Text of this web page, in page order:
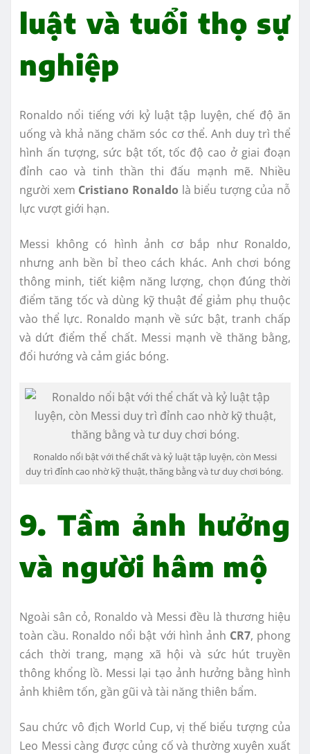
luật và tuổi thọ sự
nghiệp
Ronaldo nổi tiếng với kỷ luật tập luyện, chế độ ăn
uống và khả năng chăm sóc cơ thể. Anh duy trì thể
hình ấn tượng, sức bật tốt, tốc độ cao ở giai đoạn
đỉnh cao và tinh thần thi đấu mạnh mẽ. Nhiều
người xem Cristiano Ronaldo là biểu tượng của nỗ
lực vượt giới hạn.
Messi không có hình ảnh cơ bắp như Ronaldo,
nhưng anh bền bỉ theo cách khác. Anh chơi bóng
thông minh, tiết kiệm năng lượng, chọn đúng thời
điểm tăng tốc và dùng kỹ thuật để giảm phụ thuộc
vào thể lực. Ronaldo mạnh về sức bật, tranh chấp
và dứt điểm thể chất. Messi mạnh về thăng bằng,
đổi hướng và cảm giác bóng.
Ronaldo nổi bật với thể chất và kỷ luật tập luyện, còn Messi
duy trì đỉnh cao nhờ kỹ thuật, thăng bằng và tư duy chơi bóng.
9. Tầm ảnh hưởng
và người hâm mộ
Ngoài sân cỏ, Ronaldo và Messi đều là thương hiệu
toàn cầu. Ronaldo nổi bật với hình ảnh CR7, phong
cách thời trang, mạng xã hội và sức hút truyền
thông khổng lồ. Messi lại tạo ảnh hưởng bằng hình
ảnh khiêm tốn, gần gũi và tài năng thiên bẩm.
Sau chức vô địch World Cup, vị thế biểu tượng của
Leo Messi càng được củng cố và thường xuyên xuất